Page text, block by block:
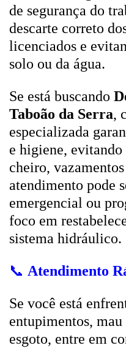
de segurança do
descarte correto
licenciados e
solo ou da água.
Se está buscando
Taboão da Serra,
especializada
e higiene,
cheiro,
atendimento pode
emergencial ou
foco em
sistema hidráulico.
📞 Atendimento
Se você está
entupimentos,
esgoto, entre em